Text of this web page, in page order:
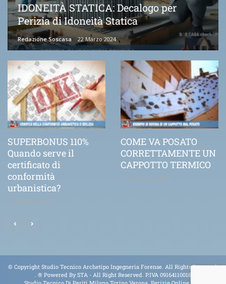
IDONEITÀ STATICA: Decalogo per
Perizia di Idoneità Statica
Redazione Soscasa 22 Marzo 2024
SUPERBONUS 110%
Quando serve il
certificato di
conformità
urbanistica?
25 Febbraio 2021
COME VA POSATO
CORRETTAMENTE UN
CAPPOTTO TERMICO
21 Novembre 2020
© Copyright Studio Tecnico Archetipo Ingegneria Forense. All Rights Reserved.
. ® Powered BySTA - All Right Reserved. P.IVA 09164110018